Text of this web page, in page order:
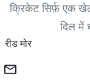
क्रिकेट सिर्फ़ एक
दिल में
रीड मोर